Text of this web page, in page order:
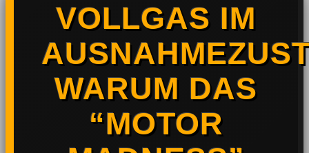
VOLLGAS IM
WARUM DAS
“MOTOR